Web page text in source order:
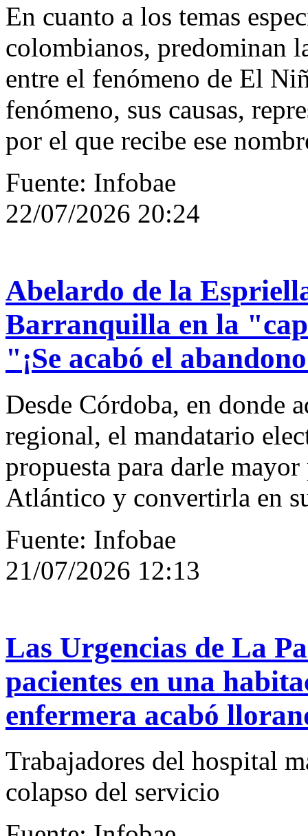
En cuanto a los temas
colombianos, predominan
entre el fenómeno de El
fenómeno, sus causas,
por el que recibe ese
Fuente: Infobae
22/07/2026 20:24
Abelardo de la
Barranquilla en la
"¡Se acabó el
Desde Córdoba, en donde
regional, el mandatario
propuesta para darle
Atlántico y convertirla en
Fuente: Infobae
21/07/2026 12:13
Las Urgencias de La
pacientes en una
enfermera acabó
Trabajadores del hospital
colapso del servicio